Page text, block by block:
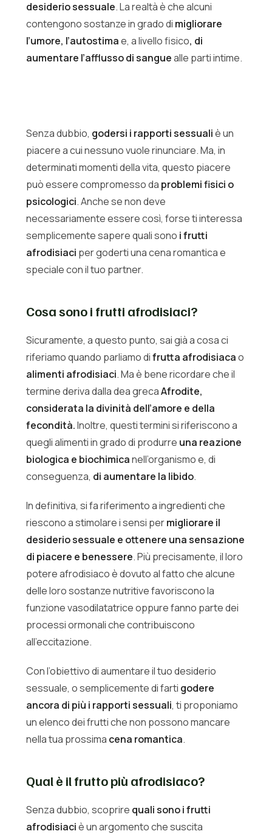
desiderio sessuale. La realtà è che alcuni
contengono sostanze in grado di migliorare
l’umore, l’autostimae, a livello fisico, di
aumentare l’afflusso di sanguealle parti intime.
Senza dubbio, godersi i rapporti sessualiè un
piacere a cui nessuno vuole rinunciare. Ma, in
determinati momenti della vita, questo piacere
può essere compromesso da problemi fisici o
psicologici. Anche se non deve
necessariamente essere così, forse ti interessa
semplicemente sapere quali sono i frutti
afrodisiaci per goderti una cena romantica e
speciale con il tuo partner.
Cosa sono i frutti afrodisiaci?
Sicuramente, a questo punto, sai già a cosa ci
riferiamo quando parliamo difrutta afrodisiacao
alimenti afrodisiaci. Ma è bene ricordare che il
termine deriva dalla dea grecaAfrodite,
considerata la divinità dell’amore e della
fecondità.Inoltre, questi termini si riferiscono a
quegli alimenti in grado di produrre una reazione
biologica e biochimicanell’organismo e, di
conseguenza, di aumentare la libido.
In definitiva, si fa riferimento a ingredienti che
riescono a stimolare i sensi permigliorare il
desiderio sessuale e ottenere una sensazione
di piacere e benessere. Più precisamente, il loro
potere afrodisiaco è dovuto al fatto che alcune
delle loro sostanze nutritive favoriscono la
funzione vasodilatatrice oppure fanno parte dei
processi ormonali che contribuiscono
all’eccitazione.
Con l’obiettivo di aumentare il tuo desiderio
sessuale, o semplicemente di farti godere
ancora di più i rapporti sessuali, ti proponiamo
un elenco dei frutti che non possono mancare
nella tua prossima cena romantica.
Qual è il frutto più afrodisiaco?
Senza dubbio, scoprire quali sono i frutti
afrodisiaciè un argomento che suscita